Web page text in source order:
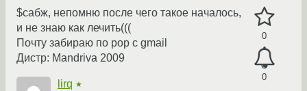
0
0
$сабж, непомню после чего такое началось,
и не знаю как лечить(((
Почту забираю по pop с gmail
Дистр: Mandriva 2009
lirq ★